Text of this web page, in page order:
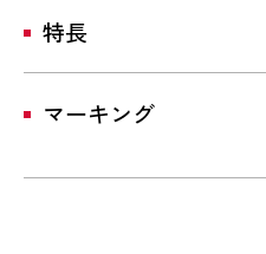
特長
マーキング